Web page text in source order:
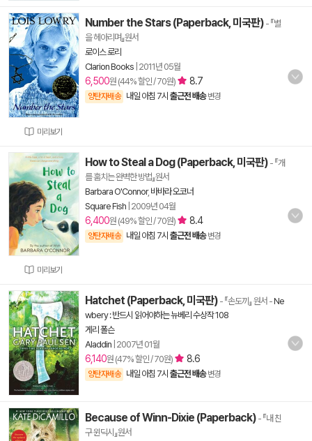
미리보기
Number the Stars (Paperback, 미국판) - 『별
을 헤아리며』원서
로이스 로리
Clarion Books 2011년 05월
6,500원 (44% 할인 / 70원) 8.7
양탄자배송 내일 아침 7시 출근전 배송 변경
미리보기
How to Steal a Dog (Paperback, 미국판) - 『개
를 훔치는 완벽한 방법』원서
Barbara O'Connor, 바바라 오코너
Square Fish 2009년 04월
6,400원 (49% 할인 / 70원) 8.4
양탄자배송 내일 아침 7시 출근전 배송 변경
Hatchet (Paperback, 미국판) - 『손도끼』 원서 -Ne
wbery : 반드시 읽어야하는 뉴베리 수상작 108
게리 폴슨
Aladdin 2007년 01월
6,140원 (47% 할인 / 70원) 8.6
양탄자배송 내일 아침 7시 출근전 배송 변경
Because of Winn-Dixie (Paperback) - 『내 친
구 윈딕시』원서